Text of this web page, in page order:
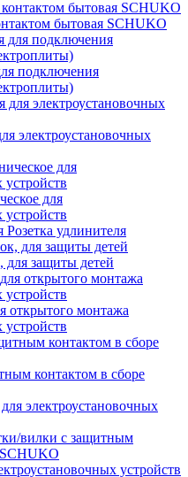
бытовая SCHUKO
подключения
электроустановочных
для
устройств
Розетка удлинителя
для защиты детей
открытого монтажа
устройств
контактом в сборе
электроустановочных
вилки с защитным
SCHUKO